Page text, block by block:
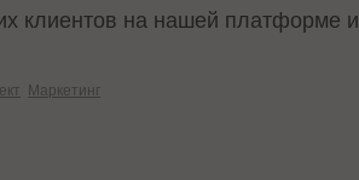
клиентов на нашей платформе и
Маркетинг